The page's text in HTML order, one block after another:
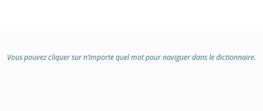
Vous pouvez cliquer sur n’importe quel mot pour naviguer dans le dictionnaire.